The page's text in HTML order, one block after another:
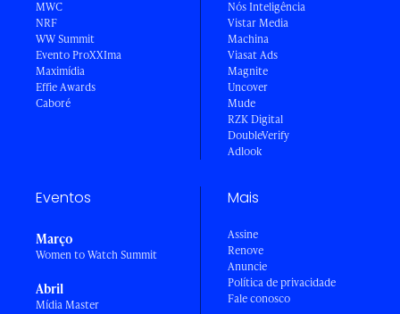
MWC
NRF
WW Summit
Evento ProXXIma
Maximídia
Effie Awards
Caboré
Nós Inteligência
Vistar Media
Machina
Viasat Ads
Magnite
Uncover
Mude
RZK Digital
DoubleVerify
Adlook
Eventos
Março
Women to Watch Summit
Abril
Mídia Master
Mais
Assine
Renove
Anuncie
Política de privacidade
Fale conosco